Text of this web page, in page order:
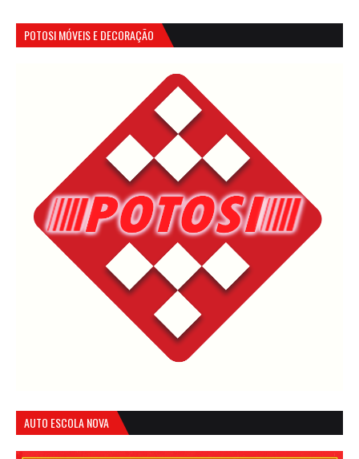
POTOSI MÓVEIS E DECORAÇÃO
AUTO ESCOLA NOVA